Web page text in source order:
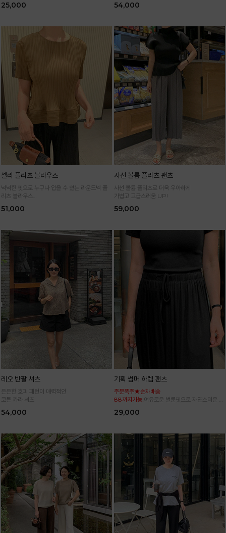
입어요
25,000 54,000
셀리 플리츠 블라우스
넉넉한 핏으로 누구나 입을 수 있는 라운드넥 플
리츠 블라우스
51,000
사선 볼륨 플리츠 팬츠
사선 볼륨 플리츠로 더욱 우아하게
가볍고 고급스러움 UP!
59,000
레오 반팔 셔츠
은은한 호피 패턴이 매력적인
코튼 카라 셔츠
54,000
기획 썸머 하렘 팬츠
주문폭주★순차배송
88까지가능!여유로운 벌룬핏으로 자연스러운 체
29,000